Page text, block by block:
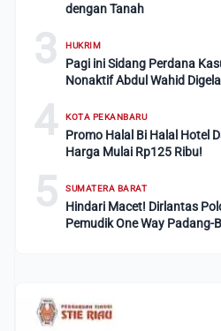
dengan Tanah
3 HUKRIM
Pagi ini Sidang Perdana
Nonaktif Abdul Wahid
4 KOTA PEKANBARU
Promo Halal Bi Halal Hotel
Harga Mulai Rp125 Ribu!
5 SUMATERA BARAT
Hindari Macet! Dirlantas
Pemudik One Way Padang-